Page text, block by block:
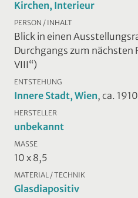
Kirchen, Interieur
PERSON / INHALT
Blick in einen
Durchgangs zum nächsten
VIII“)
ENTSTEHUNG
Innere Stadt, Wien, ca. 1910
HERSTELLER
unbekannt
MASSE
10 x 8,5
MATERIAL / TECHNIK
Glasdiapositiv